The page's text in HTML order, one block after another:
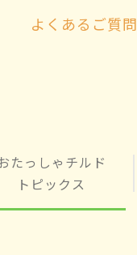
よくあるご質問
たっしゃチルド
トピックス